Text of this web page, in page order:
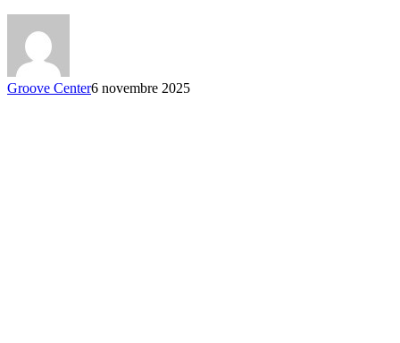
Groove Center6 novembre 2025